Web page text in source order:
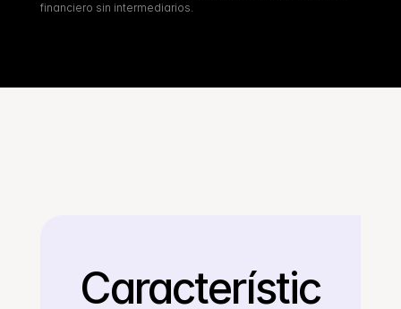
financiero sin intermediarios.
Regresar
Característic